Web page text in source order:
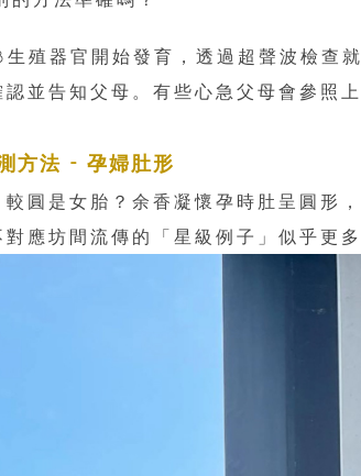
殖器官開始發育，透過超聲波檢查
並告知父母。有些心急父母會參照
方法 - 孕婦肚形
圓是女胎？余香凝懷孕時肚呈圓形
應坊間流傳的「星級例子」似乎更多